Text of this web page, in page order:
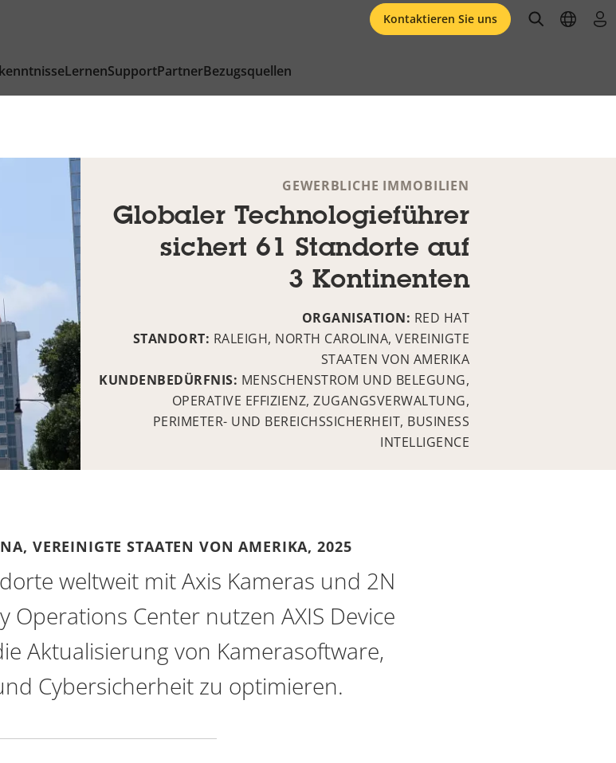
LernenSupportPartnerBezugsquellen
Kontaktieren Sie uns openopen
GEWERBLICHE IMMOBILIEN
Globaler Technologieführer
sichert 61 Standorte auf
3 Kontinenten
ORGANISATION: RED HAT
STANDORT: RALEIGH, NORTH CAROLINA, VEREINIGTE
STAATEN VON AMERIKA
KUNDENBEDÜRFNIS: MENSCHENSTROM UND BELEGUNG,
OPERATIVE EFFIZIENZ, ZUGANGSVERWALTUNG,
PERIMETER- UND BEREICHSSICHERHEIT, BUSINESS
INTELLIGENCE
VEREINIGTE STAATEN VON AMERIKA,2025
weltweit mit Axis Kameras und 2N
Operations Center nutzen AXIS Device
Aktualisierung von Kamerasoftware,
Cybersicherheit zu optimieren.